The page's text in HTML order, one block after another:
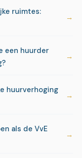
ruimtes:
een huurder
huurverhoging
als de VvE